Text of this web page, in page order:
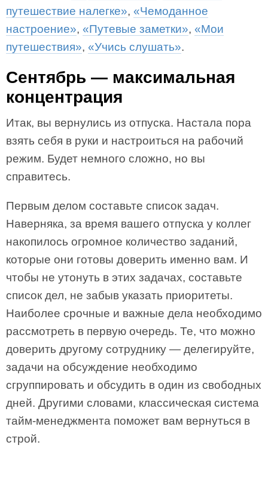
путешествие налегке», «Чемоданное
настроение», «Путевые заметки», «Мои
путешествия», «Учись слушать».
Сентябрь — максимальная
концентрация
Итак, вы вернулись из отпуска. Настала пора
взять себя в руки и настроиться на рабочий
режим. Будет немного сложно, но вы
справитесь.
Первым делом составьте список задач.
Наверняка, за время вашего отпуска у коллег
накопилось огромное количество заданий,
которые они готовы доверить именно вам. И
чтобы не утонуть в этих задачах, составьте
список дел, не забыв указать приоритеты.
Наиболее срочные и важные дела необходимо
рассмотреть в первую очередь. Те, что можно
доверить другому сотруднику — делегируйте,
задачи на обсуждение необходимо
сгруппировать и обсудить в один из свободных
дней. Другими словами, классическая система
тайм-менеджмента поможет вам вернуться в
строй.